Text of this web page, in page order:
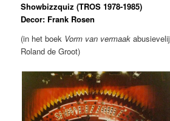
Showbizzquiz (TROS 1978-1985)
Decor: Frank Rosen
(in het boek Vorm van vermaak
Roland de Groot)